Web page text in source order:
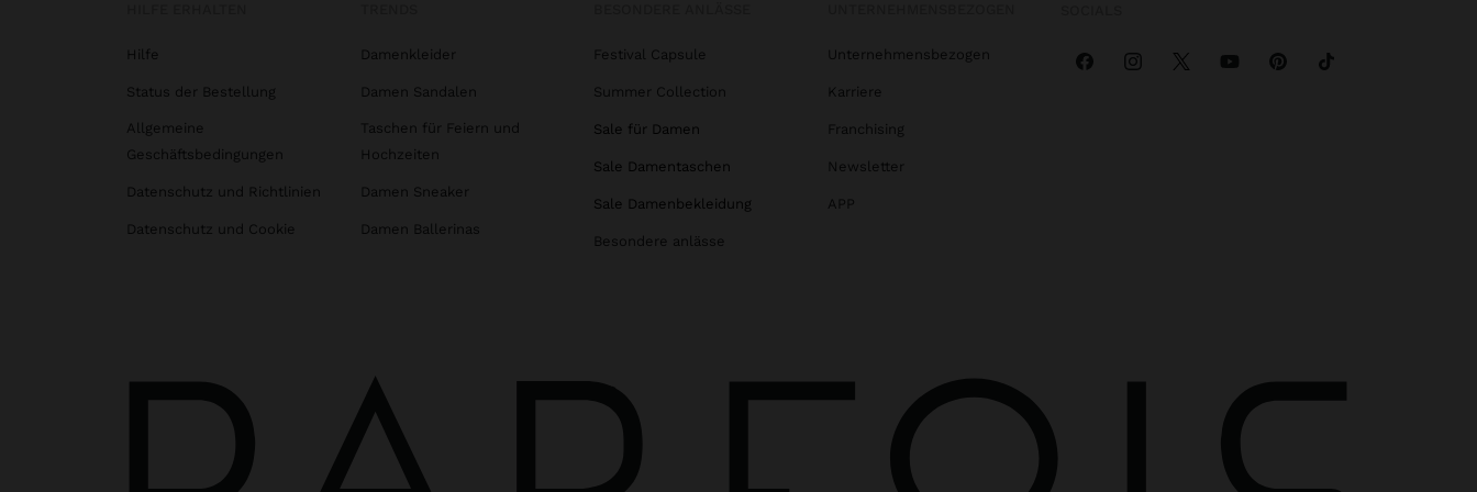
Hilfe
Status der Bestellung
Allgemeine
Geschäftsbedingungen
Datenschutz und Richtlinien
Datenschutz und Cookie
Damenkleider
Damen Sandalen
Taschen für Feiern und
Hochzeiten
Damen Sneaker
Damen Ballerinas
Festival Capsule
Summer Collection
Sale für Damen
Sale Damentaschen
Sale Damenbekleidung
Besondere anlässe
Unternehmensbezogen
Karriere
Franchising
Newsletter
APP